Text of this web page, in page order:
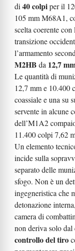
di 40 colpiper il
105 mm M68A1,
scelta coerente
transizione
l’armamento
M2HB da 12,7
Le quantità di
12,7 mm e 10.400
coassiale e una su
servente in alcune
dell’M1A2
11.400 colpi 7,62
Un elemento
incide sulla
separato delle
sfogo. Non è un
ingegneristica che
detonazione
camera di
non deriva solo dal
controllo del tiro